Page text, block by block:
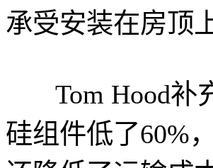
承受安装在房顶
Tom Hood补
硅组件低了60%